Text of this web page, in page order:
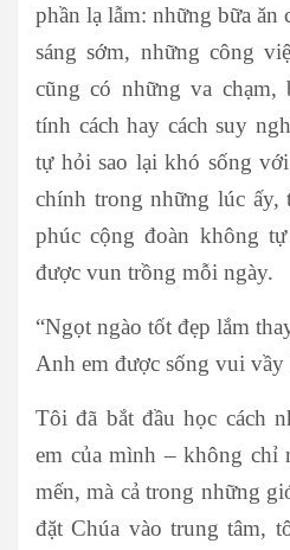
phần lạ lẫm: những bữa
sáng sớm, những công
cũng có những va
tính cách hay cách suy
tự hỏi sao lại khó sống
chính trong những lúc ấy,
phúc cộng đoàn không
được vun trồng mỗi ngày.
“Ngọt ngào tốt đẹp lắm
Anh em được sống vui
Tôi đã bắt đầu học cách
em của mình – không chỉ
mến, mà cả trong những
đặt Chúa vào trung tâm,